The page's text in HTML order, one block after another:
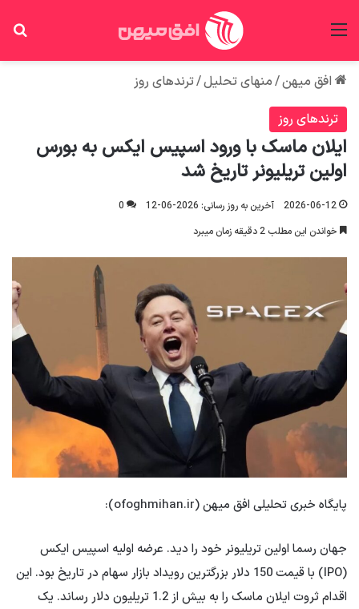
افق میهن/منهای تحلیل/ترندهای روز
ترندهای روز
ایلان ماسک با ورود اسپیس ایکس به بورس
اولین تریلیونر تاریخ شد
2026-06-12 آخرین به روز رسانی: 2026-06-12
0
خواندن این مطلب 2 دقیقه زمان میبرد
پایگاه خبری تحلیلی افق میهن (ofoghmihan.ir):
جهان رسما اولین تریلیونر خود را دید. عرضه اولیه اسپیس ایکس
(IPO) با قیمت 150 دلار بزرگترین رویداد بازار سهام در تاریخ بود. این
اقدام ثروت ایلان ماسک را به بیش از 1.2 تریلیون دلار رساند. یک